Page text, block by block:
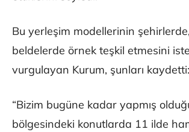
Bu yerleşim modellerinin
beldelerde örnek teşkil etmesini
vurgulayan Kurum, şunları kaydetti:
“Bizim bugüne kadar yapmış
bölgesindeki konutlarda 11 ilde